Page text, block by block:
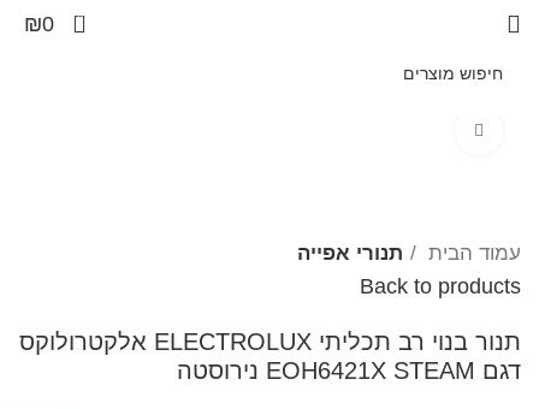
0
₪0
עמוד הבית תנורי אפייה
Back to products
תנור בנוי רב תכליתי ELECTROLUX אלקטרולוקס
דגם EOH6421X STEAM נירוסטה